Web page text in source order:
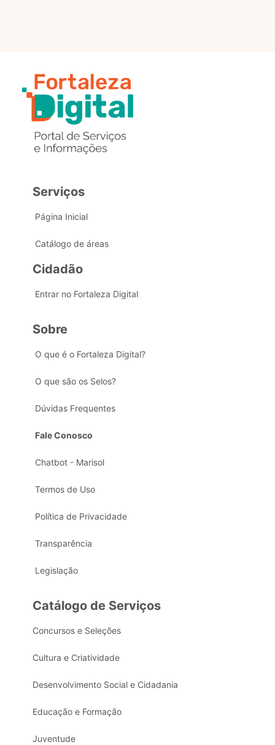
Serviços
Página Inicial
Catálogo de áreas
Cidadão
Entrar no Fortaleza Digital
Sobre
O que é o Fortaleza Digital?
O que são os Selos?
Dúvidas Frequentes
Fale Conosco
Chatbot - Marisol
Termos de Uso
Política de Privacidade
Transparência
Legislação
Catálogo de Serviços
Concursos e Seleções
Cultura e Criatividade
Desenvolvimento Social e Cidadania
Educação e Formação
Juventude